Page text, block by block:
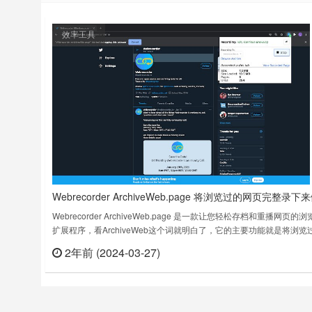
效率工具
Webrecorder ArchiveWeb.page 将浏览过的网页完整录下
网页的 “PDF” 格式
Webrecorder ArchiveWeb.page 是一款让您轻松存档和重播网页的浏
扩展程序，看ArchiveWeb这个词就明白了，它的主要功能就是将浏览
丢失的话就存个档！主要功能：存档网页：只需单击一下，即可将整个
（包括交互式内容）存档到 Webrecor……
2年前 (2024-03-27)